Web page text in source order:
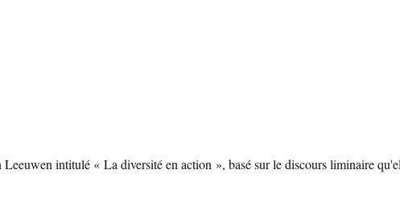
intitulé « La diversité en action », basé sur le discours liminaire